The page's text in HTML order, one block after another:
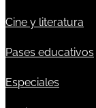
Cine y literatura
Pases educativos
Especiales